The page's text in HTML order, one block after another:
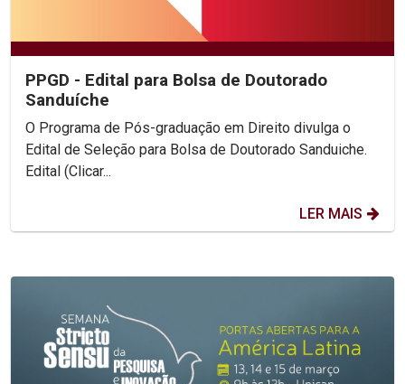
PPGD - Edital para Bolsa de Doutorado
Sanduíche
O Programa de Pós-graduação em Direito divulga o
Edital de Seleção para Bolsa de Doutorado Sanduiche.
Edital (Clicar...
LER MAIS